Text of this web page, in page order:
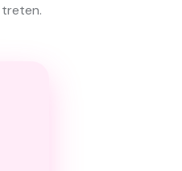
treten.